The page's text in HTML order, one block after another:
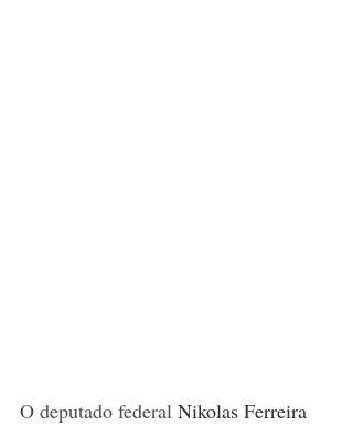
O deputado federal Nikolas Ferreira